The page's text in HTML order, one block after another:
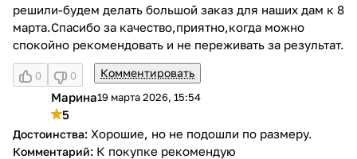
решили-будем делать большой заказ для наших дам к 8
марта.Спасибо за качество,приятно,когда можно
спокойно рекомендовать и не переживать за результат.
0 0 Комментировать
Марина19 марта 2026, 15:54
5
Хорошие, но не подошли по размеру.
К покупке рекомендую